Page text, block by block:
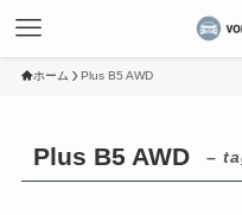
ホーム Plus B5 AWD
Plus B5 AWD –